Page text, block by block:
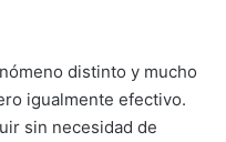
distinto y mucho
igualmente efectivo.
sin necesidad de